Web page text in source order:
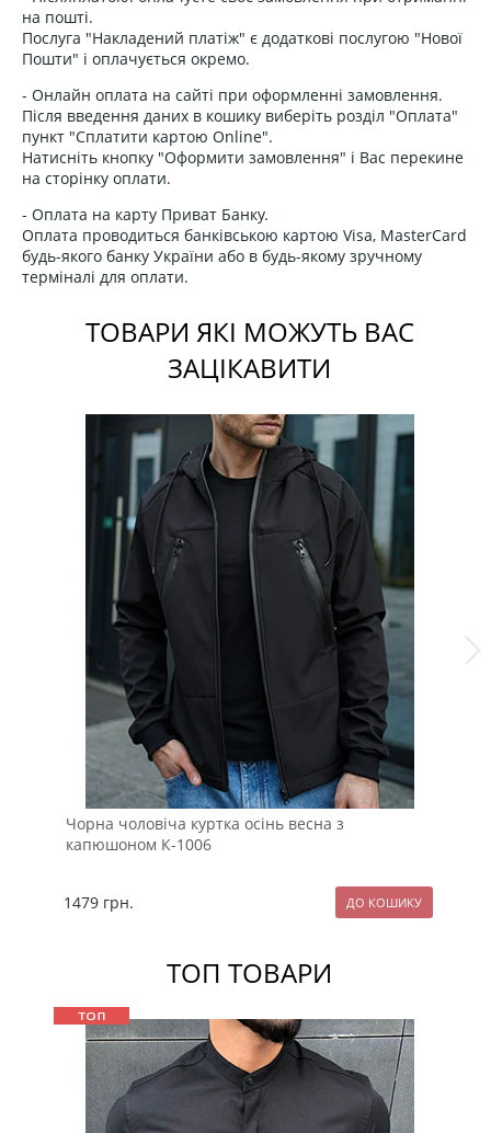
на пошті.
Послуга "Накладений платіж" є додаткові послугою "Нової
Пошти" і оплачується окремо.
- Онлайн оплата на сайті при оформленні замовлення.
Після введення даних в кошику виберіть розділ "Оплата"
пункт "Сплатити картою Online".
Натисніть кнопку "Оформити замовлення" і Вас перекине
на сторінку оплати.
- Оплата на карту Приват Банку.
Оплата проводиться банківською картою Visa, MasterCard
будь-якого банку України або в будь-якому зручному
терміналі для оплати.
ТОВАРИ ЯКІ МОЖУТЬ ВАС
ЗАЦІКАВИТИ
Чорна чоловіча куртка осінь весна з
капюшоном К-1006
1479 грн.
ТОП ТОВАРИ